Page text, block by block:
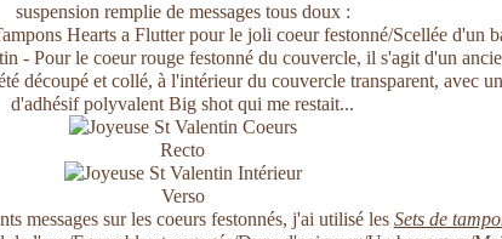
suspension remplie de messages tous doux :
Hearts a Flutter pour le joli coeur festonné/Scellée d'un
- Pour le coeur rouge festonné du couvercle, il s'agit d'un
découpé et collé, à l'intérieur du couvercle transparent, avec
d'adhésif polyvalent Big shot qui me restait...
Recto
Verso
messages sur les coeurs festonnés, j'ai utilisé les Sets de